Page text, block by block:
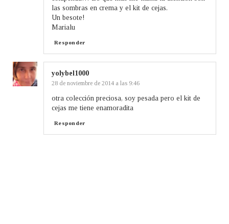
las sombras en crema y el kit de cejas.
Un besote!
Marialu
Responder
yolybel1000
28 de noviembre de 2014 a las 9:46
otra colección preciosa, soy pesada pero el kit de
cejas me tiene enamoradita
Responder